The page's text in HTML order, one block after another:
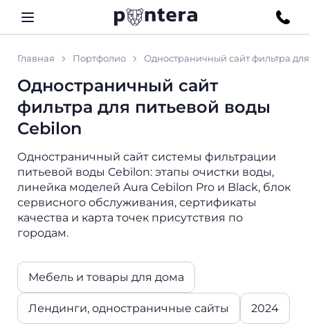
Главная Портфолио Одностраничный сайт фильтра
Одностраничный сайт
фильтра для питьевой воды
Cebilon
Одностраничный сайт системы фильтрации
питьевой воды Cebilon: этапы очистки воды,
линейка моделей Aura Cebilon Pro и Black, блок
сервисного обслуживания, сертификаты
качества и карта точек присутствия по
городам.
Мебель и товары для дома
Лендинги, одностраничные сайты 2024